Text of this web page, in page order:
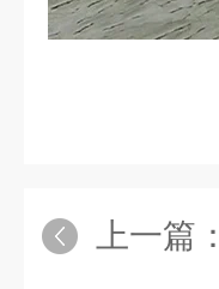
上一篇：